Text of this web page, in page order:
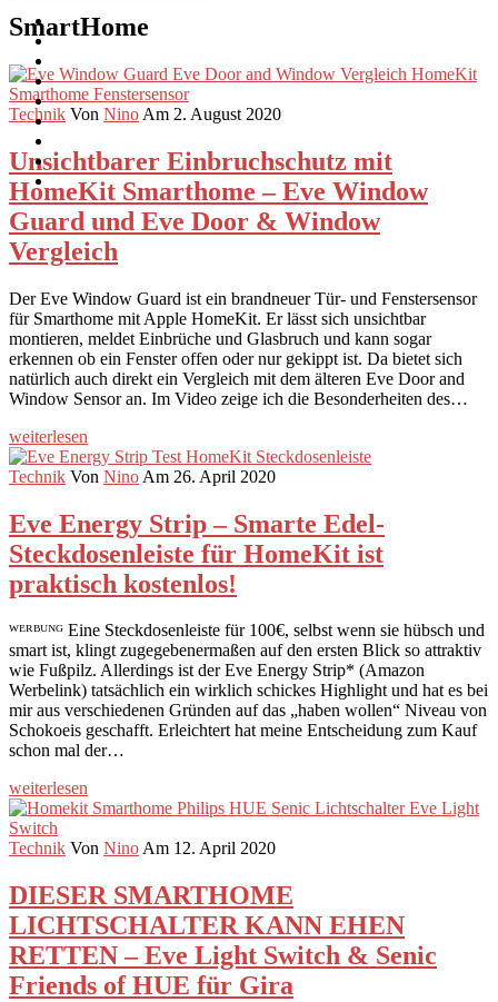
SmartHome
Technik Von Nino Am 2. August 2020
Unsichtbarer Einbruchschutz mit
HomeKit Smarthome – Eve Window
Guard und Eve Door & Window
Vergleich
Der Eve Window Guard ist ein brandneuer Tür- und Fenstersensor
für Smarthome mit Apple HomeKit. Er lässt sich unsichtbar
montieren, meldet Einbrüche und Glasbruch und kann sogar
erkennen ob ein Fenster offen oder nur gekippt ist. Da bietet sich
natürlich auch direkt ein Vergleich mit dem älteren Eve Door and
Window Sensor an. Im Video zeige ich die Besonderheiten des…
weiterlesen
Technik Von Nino Am 26. April 2020
Eve Energy Strip – Smarte Edel-
Steckdosenleiste für HomeKit ist
praktisch kostenlos!
ᵂᴱᴿᴮᵁᴺᴳ Eine Steckdosenleiste für 100€, selbst wenn sie hübsch und
smart ist, klingt zugegebenermaßen auf den ersten Blick so attraktiv
wie Fußpilz. Allerdings ist der Eve Energy Strip* (Amazon
Werbelink) tatsächlich ein wirklich schickes Highlight und hat es bei
mir aus verschiedenen Gründen auf das „haben wollen“ Niveau von
Schokoeis geschafft. Erleichtert hat meine Entscheidung zum Kauf
schon mal der…
weiterlesen
Technik Von NinoAm 12. April 2020
DIESER SMARTHOME
LICHTSCHALTER KANN EHEN
RETTEN – Eve Light Switch & Senic
Friends of HUE für Gira